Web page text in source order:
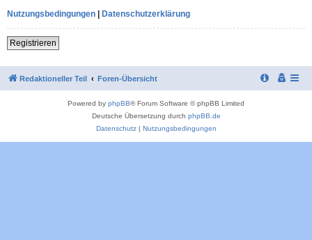
Nutzungsbedingungen | Datenschutzerklärung
Registrieren
Redaktioneller Teil Foren-Übersicht
Powered by phpBB® Forum Software © phpBB Limited
Deutsche Übersetzung durch phpBB.de
Datenschutz| Nutzungsbedingungen